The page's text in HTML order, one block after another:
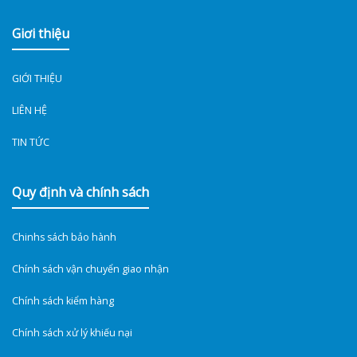
Giơi thiệu
GIỚI THIỆU
LIÊN HỆ
TIN TỨC
Quy định và chính sách
Chinhs sách bảo hành
Chính sách vận chuyển giao nhận
Chính sách kiểm hàng
Chính sách xử lý khiếu nại